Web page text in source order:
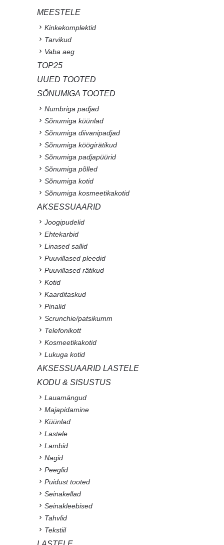
MEESTELE
Kinkekomplektid
Tarvikud
Vaba aeg
TOP25
UUED TOOTED
SÕNUMIGA TOOTED
Numbriga padjad
Sõnumiga küünlad
Sõnumiga diivanipadjad
Sõnumiga köögirätikud
Sõnumiga padjapüürid
Sõnumiga põlled
Sõnumiga kotid
Sõnumiga kosmeetikakotid
AKSESSUAARID
Joogipudelid
Ehtekarbid
Linased sallid
Puuvillased pleedid
Puuvillased rätikud
Kotid
Kaarditaskud
Pinalid
Scrunchie/patsikumm
Telefonikott
Kosmeetikakotid
Lukuga kotid
AKSESSUAARID LASTELE
KODU & SISUSTUS
Lauamängud
Majapidamine
Küünlad
Lastele
Lambid
Nagid
Peeglid
Puidust tooted
Seinakellad
Seinakleebised
Tahvlid
Tekstiil